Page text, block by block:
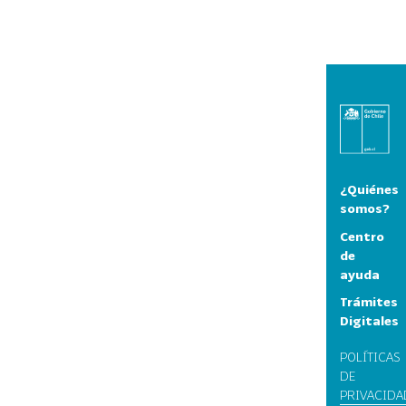
¿Quiénes
somos?
Centro
de
ayuda
Trámites
Digitales
POLÍTICAS
DE